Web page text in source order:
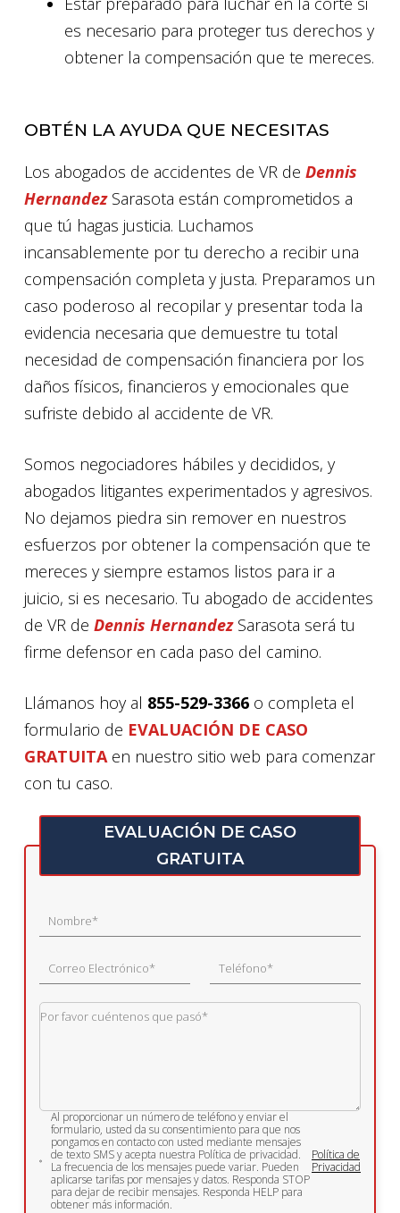
es necesario para proteger tus derechos y
obtener la compensación que te mereces.
OBTÉN LA AYUDA QUE NECESITAS
Los abogados de accidentes de VR de Dennis
HernandezSarasota están comprometidos a
que tú hagas justicia. Luchamos
incansablemente por tu derecho a recibir una
compensación completa y justa. Preparamos un
caso poderoso al recopilar y presentar toda la
evidencia necesaria que demuestre tu total
necesidad de compensación financiera por los
daños físicos, financieros y emocionales que
sufriste debido al accidente de VR.
Somos negociadores hábiles y decididos, y
abogados litigantes experimentados y agresivos.
No dejamos piedra sin remover en nuestros
esfuerzos por obtener la compensación que te
mereces y siempre estamos listos para ir a
juicio, si es necesario. Tu abogado de accidentes
de VR de Dennis HernandezSarasota será tu
firme defensor en cada paso del camino.
Llámanos hoy al 855-529-3366 o completa el
formulario de EVALUACIÓN DE CASO
GRATUITAen nuestro sitio web para comenzar
con tu caso.
EVALUACIÓN DE CASO
GRATUITA
Al proporcionar un número de teléfono y enviar el
formulario, usted da su consentimiento para que nos
pongamos en contacto con usted mediante mensajes
de texto SMS y acepta nuestra Política de privacidad.
La frecuencia de los mensajes puede variar. Pueden
aplicarse tarifas por mensajes y datos. Responda STOP
para dejar de recibir mensajes. Responda HELP para
obtener más información.
Política de
Privacidad